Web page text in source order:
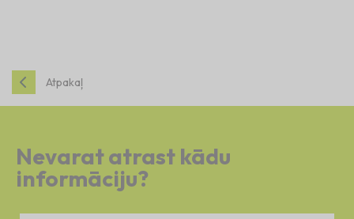
Atpakaļ
Nevarat atrast kādu
informāciju?